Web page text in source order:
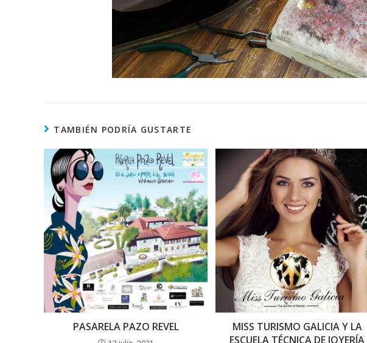
TAMBIÉN PODRÍA GUSTARTE
PASARELA PAZO REVEL
MISS TURISMO GALICIA Y LA
ESCUELA TÉCNICA DE JOYERÍA